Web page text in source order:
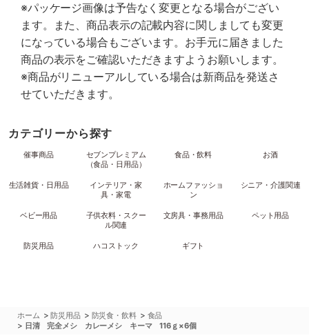
※パッケージ画像は予告なく変更となる場合がござい
ます。また、商品表示の記載内容に関しましても変更
になっている場合もございます。お手元に届きました
商品の表示をご確認いただきますようお願いします。
※商品がリニューアルしている場合は新商品を発送さ
せていただきます。
カテゴリーから探す
催事商品
セブンプレミアム
（食品・日用品）
食品・飲料 お酒
生活雑貨・日用品
インテリア・家
具・家電
ホームファッショ
ン
シニア・介護関連
ベビー用品
子供衣料・スクー
ル関連
文房具・事務用品 ペット用品
防災用品 ハコストック ギフト
ホーム >防災用品 > 防災食・飲料 > 食品
> 日清 完全メシ カレーメシ キーマ 116ｇ×6個